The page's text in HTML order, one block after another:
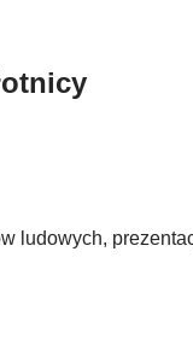
ludowych,